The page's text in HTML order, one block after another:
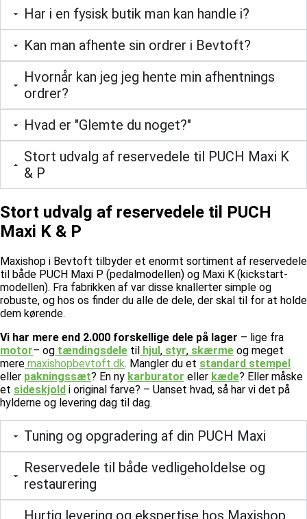
Har i en fysisk butik man kan handle i?
Kan man afhente sin ordrer i Bevtoft?
Hvornår kan jeg jeg hente min afhentnings
ordrer?
Hvad er "Glemte du noget?"
Stort udvalg af reservedele til PUCH Maxi K
& P
Stort udvalg af reservedele til PUCH
Maxi K & P
Maxishop i Bevtoft tilbyder et enormt sortiment af reservedele
til både PUCH Maxi P (pedalmodellen) og Maxi K (kickstart-
modellen). Fra fabrikken af var disse knallerter simple og
robuste, og hos os finder du alle de dele, der skal til for at holde
dem kørende.
Vi har mere end 2.000 forskellige dele på lager – lige fra
motor– og tændingsdele til hjul , styr, skærme og meget
mere maxishopbevtoft.dk. Mangler du et standard stempel
eller pakningssæt? En ny karburator eller kæde? Eller måske
et sideskjold i original farve? – Uanset hvad, så har vi det på
hylderne og levering dag til dag.
Tuning og opgradering af din PUCH Maxi
Reservedele til både vedligeholdelse og
restaurering
Hurtig levering og ekspertise hos Maxishop